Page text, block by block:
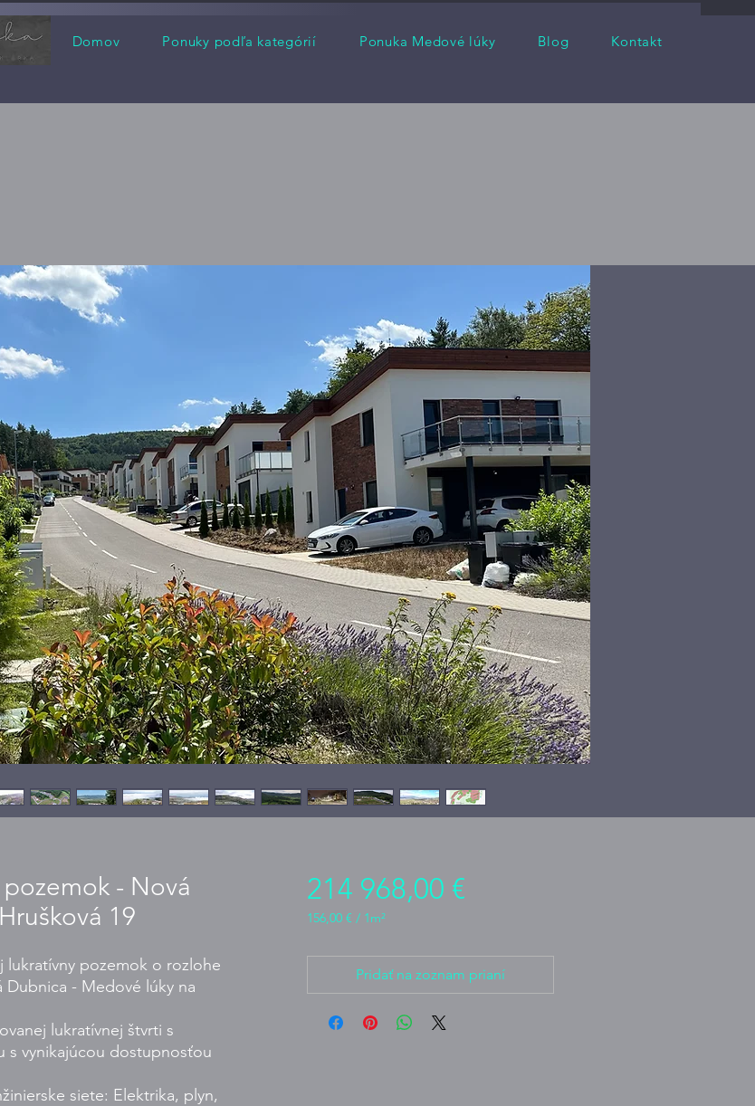
Domov Ponuky podľa kategórií Ponuka Medové lúky Blog Kontakt
- Nová
19
lukratívny pozemok o rozlohe
Dubnica - Medové lúky na
lukratívnej štvrti s
s vynikajúcou dostupnosťou
siete: Elektrika, plyn,
214 968,00 €Cena
156,00 € / 1m²
za
Pridať na zoznam prianí